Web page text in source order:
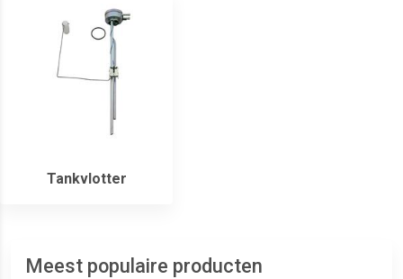
Tankvlotter
Meest populaire producten